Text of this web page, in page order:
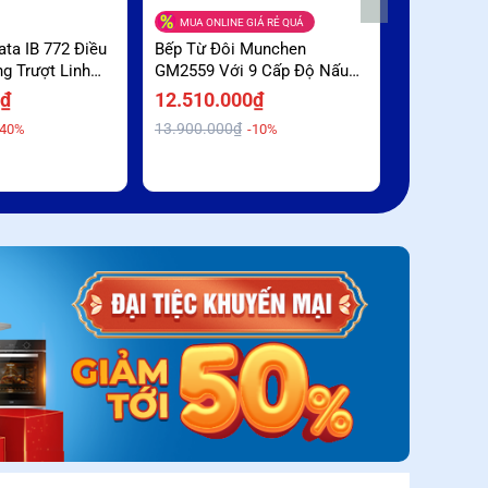
IB 772 Điều
Trượt Linh
Sâu
MUA ONLINE GIÁ RẺ QUÁ
Bếp Từ Đôi Munchen
GM2559 Với 9 Cấp Độ Nấu
Linh Hoạt Giá Rẻ Bất Ngờ
12.510.000₫
13.900.000₫ -10%